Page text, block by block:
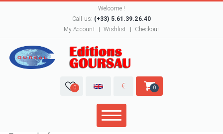
Welcome !
Call us: (+33) 5.61.39.26.40
My Account
Wishlist Checkout
0 € 0